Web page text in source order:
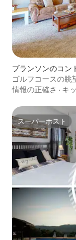
ブランソンのコン
ゴルフコースの眺
ーンベリーの小川
情報の正確さ · キ
スーパーホスト
スーパーホスト